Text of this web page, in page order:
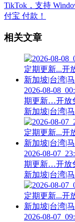
相关文章
2026-08-
期更新…开放
新加坡|台湾|
2026-08-
期更新…开放
新加坡|台湾|
2026-08-